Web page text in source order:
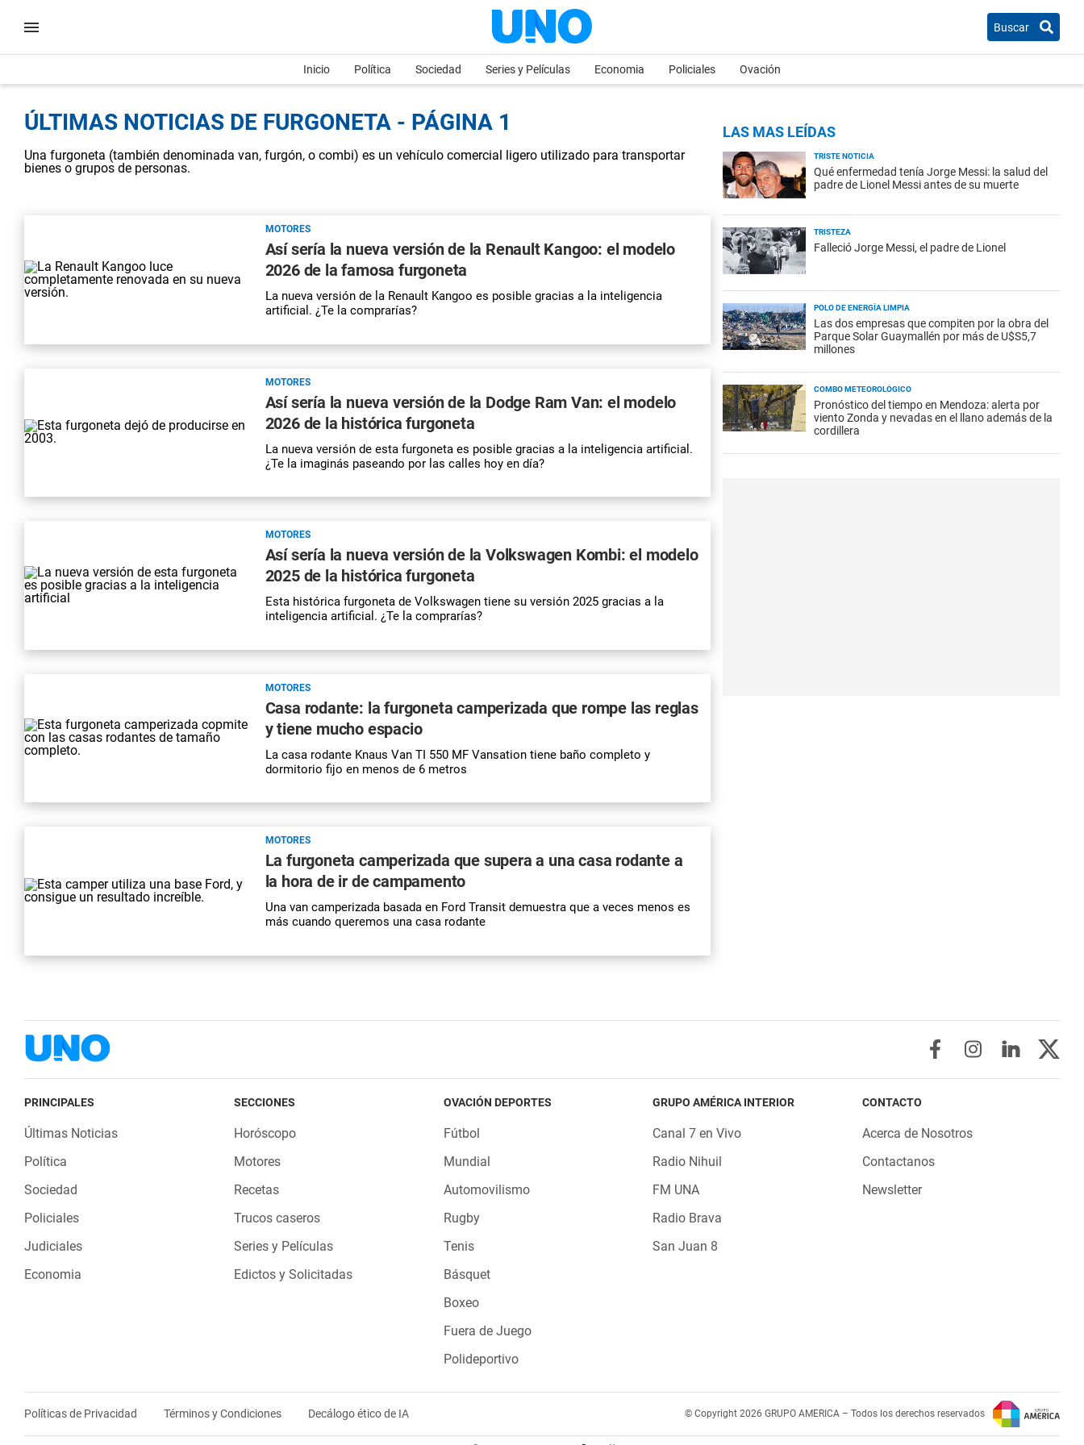
Buscar
Inicio Política Sociedad Series y Películas Economia Policiales Ovación
ÚLTIMAS NOTICIAS DE FURGONETA - PÁGINA 1
Una furgoneta​ (también denominada van, furgón, o combi) es un vehículo comercial ligero utilizado para transportar
bienes o grupos de personas.
MOTORES
Así sería la nueva versión de la Renault Kangoo: el modelo
2026 de la famosa furgoneta
La nueva versión de la Renault Kangoo es posible gracias a la inteligencia
artificial. ¿Te la comprarías?
MOTORES
Así sería la nueva versión de la Dodge Ram Van: el modelo
2026 de la histórica furgoneta
La nueva versión de esta furgoneta es posible gracias a la inteligencia artificial.
¿Te la imaginás paseando por las calles hoy en día?
MOTORES
Así sería la nueva versión de la Volkswagen Kombi: el modelo
2025 de la histórica furgoneta
Esta histórica furgoneta de Volkswagen tiene su versión 2025 gracias a la
inteligencia artificial. ¿Te la comprarías?
MOTORES
Casa rodante: la furgoneta camperizada que rompe las reglas
y tiene mucho espacio
La casa rodante Knaus Van TI 550 MF Vansation tiene baño completo y
dormitorio fijo en menos de 6 metros
MOTORES
La furgoneta camperizada que supera a una casa rodante a
la hora de ir de campamento
Una van camperizada basada en Ford Transit demuestra que a veces menos es
más cuando queremos una casa rodante
LAS MAS LEÍDAS
TRISTE NOTICIA
Qué enfermedad tenía Jorge Messi: la salud del
padre de Lionel Messi antes de su muerte
TRISTEZA
Falleció Jorge Messi, el padre de Lionel
POLO DE ENERGÍA LIMPIA
Las dos empresas que compiten por la obra del
Parque Solar Guaymallén por más de U$S5,7
millones
COMBO METEOROLÓGICO
Pronóstico del tiempo en Mendoza: alerta por
viento Zonda y nevadas en el llano además de la
cordillera
PRINCIPALES
Últimas Noticias
Política
Sociedad
Policiales
Judiciales
Economia
SECCIONES
Horóscopo
Motores
Recetas
Trucos caseros
Series y Películas
Edictos y Solicitadas
OVACIÓN DEPORTES
Fútbol
Mundial
Automovilismo
Rugby
Tenis
Básquet
Boxeo
Fuera de Juego
Polideportivo
GRUPO AMÉRICA INTERIOR
Canal 7 en Vivo
Radio Nihuil
FM UNA
Radio Brava
San Juan 8
CONTACTO
Acerca de Nosotros
Contactanos
Newsletter
Políticas de Privacidad Términos y Condiciones Decálogo ético de IA © Copyright 2026 GRUPO AMERICA – Todos los derechos reservados